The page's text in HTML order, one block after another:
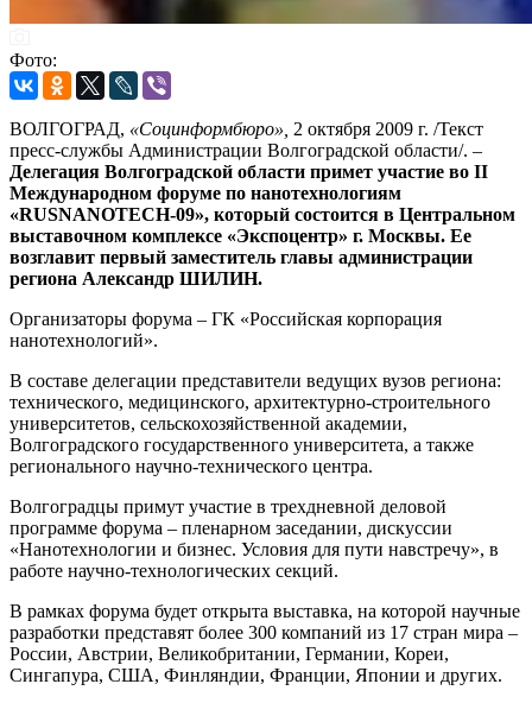
Фото:
ВОЛГОГРАД, «Социнформбюро», 2 октября 2009 г. /Текст
пресс-службы Администрации Волгоградской области/. –
Делегация Волгоградской области примет участие во II
Международном форуме по нанотехнологиям
«RUSNANOTECH-09», который состоится в Центральном
выставочном комплексе «Экспоцентр» г. Москвы. Ее
возглавит первый заместитель главы администрации
региона Александр ШИЛИН.
Организаторы форума – ГК «Российская корпорация
нанотехнологий».
В составе делегации представители ведущих вузов региона:
технического, медицинского, архитектурно-строительного
университетов, сельскохозяйственной академии,
Волгоградского государственного университета, а также
регионального научно-технического центра.
Волгоградцы примут участие в трехдневной деловой
программе форума – пленарном заседании, дискуссии
«Нанотехнологии и бизнес. Условия для пути навстречу», в
работе научно-технологических секций.
В рамках форума будет открыта выставка, на которой научные
разработки представят более 300 компаний из 17 стран мира –
России, Австрии, Великобритании, Германии, Кореи,
Сингапура, США, Финляндии, Франции, Японии и других.